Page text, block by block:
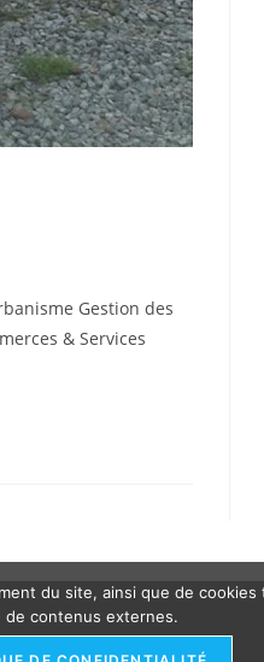
Gestion des
& Services
du site, ainsi que de
de contenus externes.